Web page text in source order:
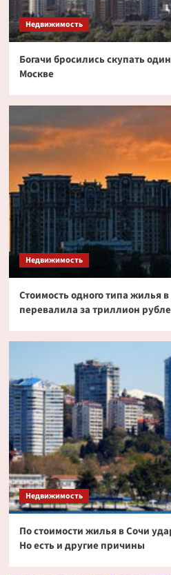
3
Криптовалюта
Криптовалюта
Эксперт PlanB
до $52 000
Недвижимость
Богачи бросились скупать
Москве
Недвижимость
Стоимость одного типа жилья
перевалила за триллион
Недвижимость
По стоимости жилья в Сочи
Но есть и другие причины